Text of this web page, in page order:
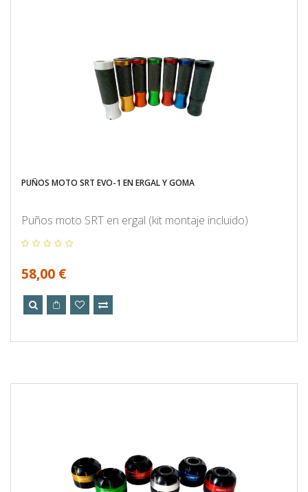
PUÑOS MOTO SRT EVO-1 EN ERGAL Y GOMA
Puños moto SRT en ergal (kit montaje incluido)
58,00 €